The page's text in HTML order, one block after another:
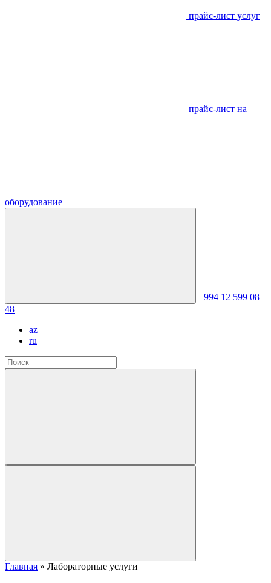
прайс-лист услуг
прайс-лист на
оборудование
+994 12 599 08
48
az
ru
Главная » Лабораторные услуги